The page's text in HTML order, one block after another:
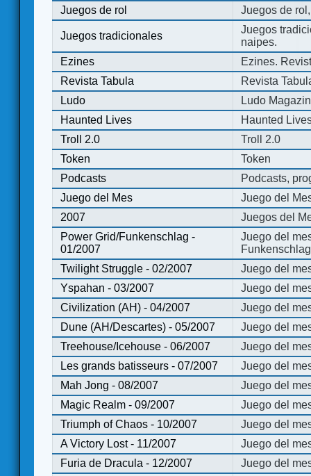
Juegos de rol
Juegos de
Juegos tradicionales
Juegos
naipes.
Ezines
Ezines.
Revista Tabula
Revista
Ludo
Ludo
Haunted Lives
Haunted
Troll 2.0
Troll 2.0
Token
Token
Podcasts
Podcasts,
Juego del Mes
Juego del
2007
Juegos del
Power Grid/Funkenschlag -
01/2007
Juego del
Twilight Struggle - 02/2007
Juego del
Yspahan - 03/2007
Juego del
Civilization (AH) - 04/2007
Juego del
Dune (AH/Descartes) - 05/2007
Juego del
Treehouse/Icehouse - 06/2007
Juego del
Les grands batisseurs - 07/2007
Juego del
Mah Jong - 08/2007
Juego del
Magic Realm - 09/2007
Juego del
Triumph of Chaos - 10/2007
Juego del
A Victory Lost - 11/2007
Juego del
Furia de Dracula - 12/2007
Juego del